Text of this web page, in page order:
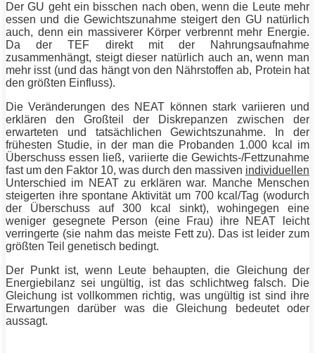
Der GU geht ein bisschen nach oben, wenn die Leute mehr
essen und die Gewichtszunahme steigert den GU natürlich
auch, denn ein massiverer Körper verbrennt mehr Energie.
Da der TEF direkt mit der Nahrungsaufnahme
zusammenhängt, steigt dieser natürlich auch an, wenn man
mehr isst (und das hängt von den Nährstoffen ab, Protein hat
den größten Einfluss).
Die Veränderungen des NEAT können stark variieren und
erklären den Großteil der Diskrepanzen zwischen der
erwarteten und tatsächlichen Gewichtszunahme. In der
frühesten Studie, in der man die Probanden 1.000 kcal im
Überschuss essen ließ, variierte die Gewichts-/Fettzunahme
fast um den Faktor 10, was durch den massiven individuellen
Unterschied im NEAT zu erklären war. Manche Menschen
steigerten ihre spontane Aktivität um 700 kcal/Tag (wodurch
der Überschuss auf 300 kcal sinkt), wohingegen eine
weniger gesegnete Person (eine Frau) ihre NEAT leicht
verringerte (sie nahm das meiste Fettzu). Das ist leider zum
größten Teil genetisch bedingt.
Der Punkt ist, wenn Leute behaupten, die Gleichung der
Energiebilanz sei ungültig, ist das schlichtweg falsch. Die
Gleichung ist vollkommen richtig, was ungültig ist sind ihre
Erwartungen darüber was die Gleichung bedeutet oder
aussagt.